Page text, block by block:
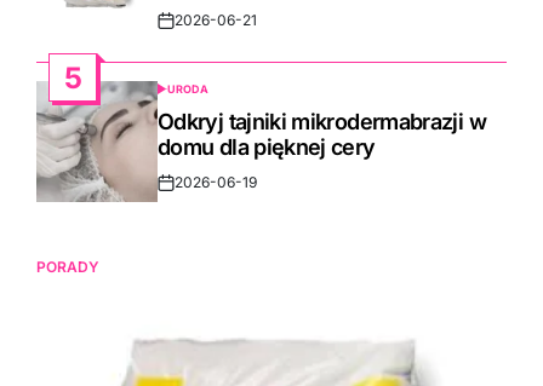
Post2026-06-21
5
POSTED
IN
URODA
Odkryj tajniki mikrodermabrazji w
domu dla pięknej cery
Post2026-06-19
PORADY